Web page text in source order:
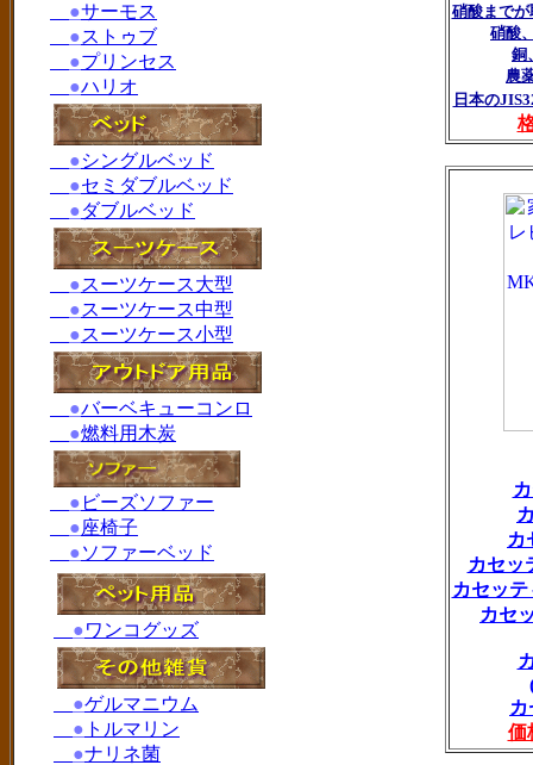
硝酸まで
硝酸
銅
農
日本の
カ
カセッ
カセッ
カセ
価
●サーモス
●ストゥブ
●プリンセス
●ハリオ
●シングルベッド
●セミダブルベッド
●ダブルベッド
●スーツケース大型
●スーツケース中型
●スーツケース小型
●バーベキューコンロ
●燃料用木炭
● ビーズソファー
●座椅子
●ソファーベッド
●ワンコグッズ
●ゲルマニウム
● トルマリン
●ナリネ菌